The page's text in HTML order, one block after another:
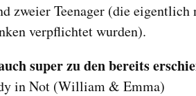
zweier Teenager (die
verpflichtet wurden).
super zu den bereits
in Not (William & Emma)